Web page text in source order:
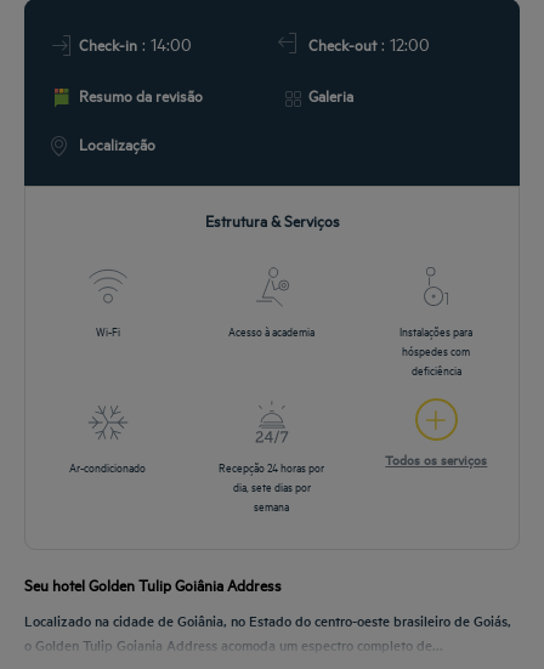
Check-in : 14:00 Check-out: 12:00
Resumo da revisão Galeria
Localização
Estrutura & Serviços
Wi-Fi Acesso à academia
Instalações para
hóspedes com
deficiência
Ar-condicionado
Recepção 24 horas por
dia, sete dias por
semana
Todos os serviços
Seu hotel Golden Tulip Goiânia Address
Localizado na cidade de Goiânia, no Estado do centro-oeste brasileiro de Goiás,
o Golden Tulip Goiania Address acomoda um espectro completo de...